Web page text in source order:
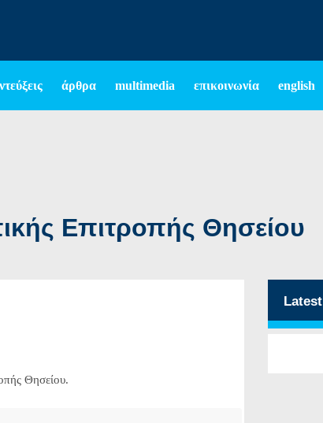
άρθρα multimedia επικοινωνία english
Επιτροπής Θησείου
Θησείου.
Latest